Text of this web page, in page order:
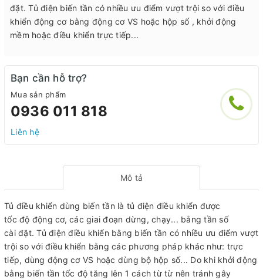
đặt. Tủ điện biến tần có nhiều ưu điểm vượt trội so với điều
khiển động cơ bằng động cơ VS hoặc hộp số , khởi động
mềm hoặc điều khiển trực tiếp...
Bạn cần hỗ trợ?
Mua sản phẩm
0936 011 818
Liên hệ
Mô tả
Tủ điều khiển dùng biến tần là tủ điện điều khiển được
tốc độ động cơ, các giai đoạn dừng, chạy... bằng tần số
cài đặt. Tủ điện điều khiển bằng biến tần có nhiều ưu điểm vượt
trội so với điều khiển bằng các phương pháp khác như: trực
tiếp, dùng động cơ VS hoặc dùng bộ hộp số... Do khi khởi động
bằng biến tần tốc độ tăng lên 1 cách từ từ nên tránh gây